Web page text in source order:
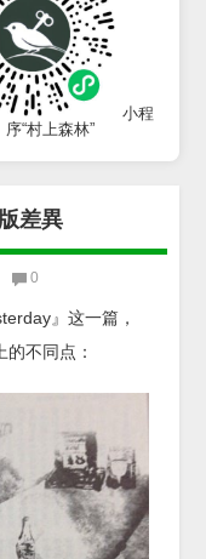
小程
序“村上森林”
差異
0
』这一篇，
不同点：